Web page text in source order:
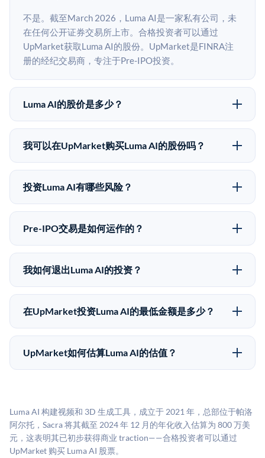
不是。截至March 2026，Luma AI是一家私有公司，未
在任何公开证券交易所上市。合格投资者可以通过
UpMarket获取Luma AI的股份。UpMarket是FINRA注
册的经纪交易商，专注于Pre-IPO投资。
Luma AI的股价是多少？
Luma AI没有公开股价，因为它是一家私有公司。最近的
已知股价来自其最近一轮融资。 二级市场上的Pre-IPO
不同。
我可以在UpMarket购买Luma AI的股份吗？
可以。合格投资者可以通过填写本页表单或在
upmarket.co创建账户来表达对Luma AI股份的投资意
50,000美元。UpMarket是FINRA注册的经纪交易商，
自2019年以来已经纪超过5亿美元的另类投资。
投资Luma AI有哪些风险？
Pre-IPO投资存在重大风险。Luma AI的股份流动性低，
意味着没有公开市场可以快速出售。不存在确定的退出
好可能全部损失的准备。私有公司的估值在融资轮次之
间可能大幅波动。投资者应在投资前咨询其财务顾问并
Pre-IPO交易是如何运作的？
在Pre-IPO交易中，合格投资者通过二级市场平台从现有
股东（如员工、早期投资者或其他持有人）处购买股
为FINRA注册的经纪交易商促成这些交易，代表双方处
理合规、文件和结算事宜。
我如何退出Luma AI的投资？
Pre-IPO持股主要有两种退出途径：在二级市场将股份出
售给其他买家，或持有直到公司完成IPO或被收购。两
市场条件。任何退出的时间都是不可预测的，投资者应
做好多年持有的准备。
在UpMarket投资Luma AI的最低金额是多少？
UpMarket上大多数Pre-IPO产品的最低投资金额为
50,000美元。具体金额可能因产品和股份供应情况而有
UpMarket如何估算Luma AI的估值？
司可比倍数应用私有公司折扣，以反映流动性不足和信
息不对称。此估值不构成投资建议，可能与实际交易价
格存在重大差异。
Luma AI 构建视频和 3D 生成工具，成立于 2021 年，总部位于帕洛
阿尔托，Sacra 将其截至 2024 年 12 月的年化收入估算为 800 万美
元，这表明其已初步获得商业 traction——合格投资者可以通过
UpMarket 购买 Luma AI 股票。